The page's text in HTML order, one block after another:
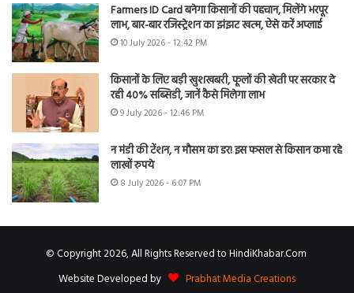
Farmers ID Card बनेगा किसानों की पहचान, मिलेंगे भरपूर
लाभ, बार-बार रजिस्ट्रेशन का झंझट खत्म, ऐसे करें अप्लाई
10 July 2026 - 12:42 PM
किसानों के लिए बड़ी खुशखबरी, फूलों की खेती पर सरकार दे
रही 40% सब्सिडी, जानें कैसे मिलेगा लाभ
9 July 2026 - 12:46 PM
न मंडी की टेंशन, न मौसम का डर! इस फसल से किसान कमा रहे
लाखों रुपये
8 July 2026 - 6:07 PM
© Copyright 2026, All Rights Reserved to HindiKhabar.Com
Website Developed by
Prabhat Media Creations